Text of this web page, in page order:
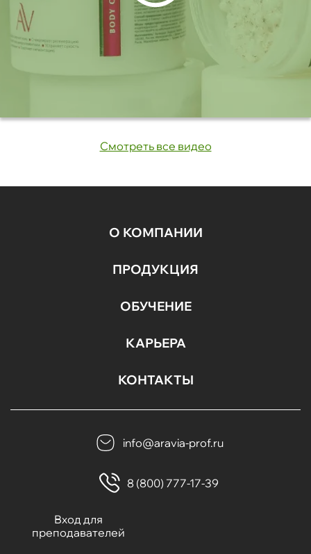
Смотреть все видео
О КОМПАНИИ
ПРОДУКЦИЯ
ОБУЧЕНИЕ
КАРЬЕРА
КОНТАКТЫ
info@aravia-prof.ru
8 (800) 777-17-39
Вход для
преподавателей